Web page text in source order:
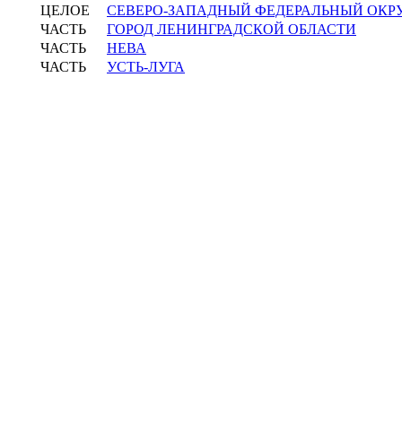
ЦЕЛОЕ
СЕВЕРО-ЗАПАДНЫЙ ФЕДЕРАЛЬНЫЙ
ЧАСТЬ
ГОРОД ЛЕНИНГРАДСКОЙ ОБЛАСТИ
ЧАСТЬ
НЕВА
ЧАСТЬ
УСТЬ-ЛУГА